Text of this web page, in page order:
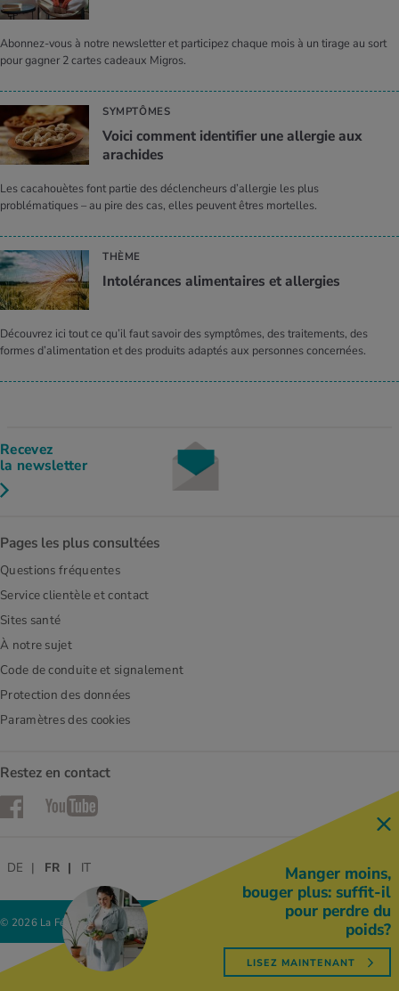
Abonnez-vous à notre newsletter et participez chaque mois à un tirage au sort
pour gagner 2 cartes cadeaux Migros.
SYMPTÔMES
Voici comment identifier une allergie aux
arachides
Les cacahouètes font partie des déclencheurs d’allergie les plus
problématiques – au pire des cas, elles peuvent êtres mortelles.
THÈME
Intolérances alimentaires et allergies
Découvrez ici tout ce qu’il faut savoir des symptômes, des traitements, des
formes d’alimentation et des produits adaptés aux personnes concernées.
Recevez
la newsletter
Pages les plus consultées
Questions fréquentes
Service clientèle et contact
Sites santé
À notre sujet
Code de conduite et signalement
Protection des données
Paramètres des cookies
Restez en contact
FacebookYouTube
© 2026 La Fédération des coopératives Migros
DE FR IT
Manger moins,
bouger plus: suffit-il
pour perdre du
poids?
LISEZ MAINTENANT